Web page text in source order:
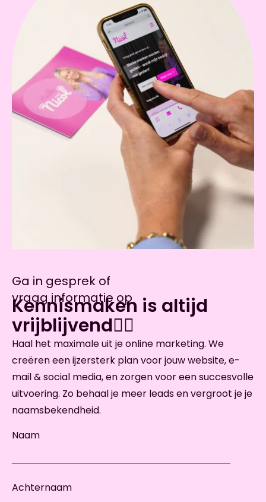
Ga in gesprek of
vraag informatie op
Kennismaken is altijd
vrijblijvend🙋‍♀️
Haal het maximale uit je online marketing. We
creëren een ijzersterk plan voor jouw website, e-
mail & social media, en zorgen voor een succesvolle
uitvoering. Zo behaal je meer leads en vergroot je je
naamsbekendheid.
Naam
Achternaam